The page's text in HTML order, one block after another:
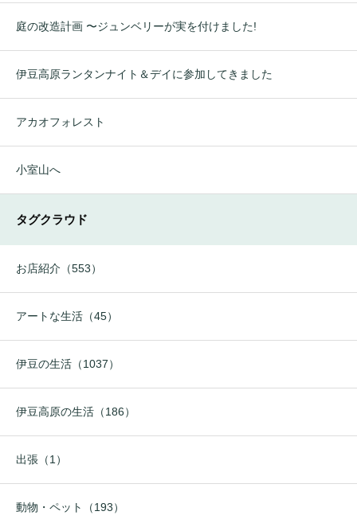
庭の改造計画 〜ジュンベリーが実を付けました!
伊豆高原ランタンナイト＆デイに参加してきました
アカオフォレスト
小室山へ
タグクラウド
お店紹介（553）
アートな生活（45）
伊豆の生活（1037）
伊豆高原の生活（186）
出張（1）
動物・ペット（193）